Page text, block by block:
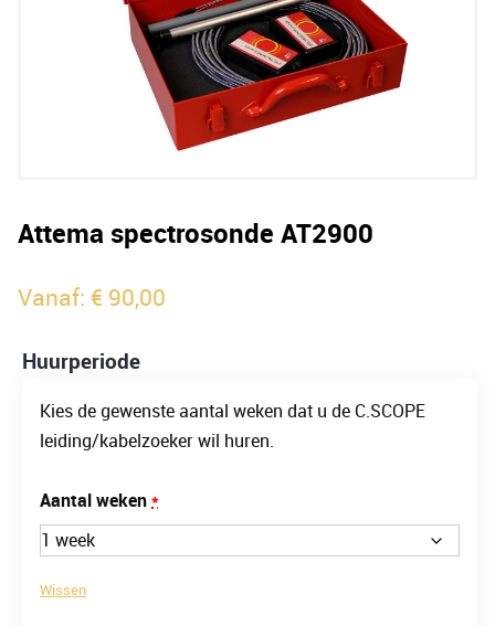
Attema spectrosonde AT2900
Vanaf: € 90,00
Huurperiode
Kies de gewenste aantal weken dat u de C.SCOPE
leiding/kabelzoeker wil huren.
Aantal weken(voor
*
Wissen